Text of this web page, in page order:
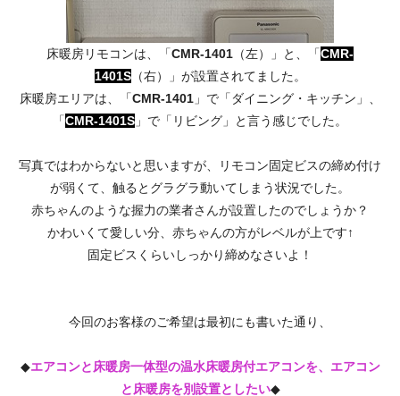
床暖房リモコンは、「CMR-1401 （左）」と、「CMR-
1401S（右）」が設置されてました。
床暖房エリアは、「CMR-1401」で「ダイニング・キッチン」、
「CMR-1401S 」で「リビング」と言う感じでした。
写真ではわからないと思いますが、リモコン固定ビスの締め付け
が弱くて、触るとグラグラ動いてしまう状況でした。
赤ちゃんのような握力の業者さんが設置したのでしょうか？
かわいくて愛しい分、赤ちゃんの方がレベルが上です↑
固定ビスくらいしっかり締めなさいよ！
今回のお客様のご希望は最初にも書いた通り、
◆エアコンと床暖房一体型の温水床暖房付エアコンを、エアコン
と床暖房を別設置としたい◆